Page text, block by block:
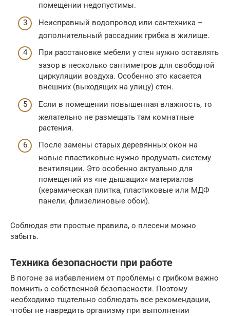
помещении недопустимы.
Неисправный водопровод или сантехника –
дополнительный рассадник грибка в жилище.
При расстановке мебели у стен нужно оставлять
зазор в несколько сантиметров для свободной
циркуляции воздуха. Особенно это касается
внешних (выходящих на улицу) стен.
Если в помещении повышенная влажность, то
желательно не размещать там комнатные
растения.
После замены старых деревянных окон на
новые пластиковые нужно продумать систему
вентиляции. Это особенно актуально для
помещений из «не дышащих» материалов
(керамическая плитка, пластиковые или МДФ
панели, флизелиновые обои).
Соблюдая эти простые правила, о плесени можно
забыть.
Техника безопасности при работе
В погоне за избавлением от проблемы с грибком важно
помнить о собственной безопасности. Поэтому
необходимо тщательно соблюдать все рекомендации,
чтобы не навредить организму при выполнении